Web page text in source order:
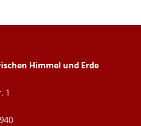
Himmel und Erde
1